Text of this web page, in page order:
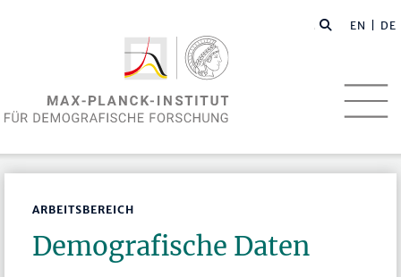
EN | DE
ARBEITSBEREICH
Demografische Daten